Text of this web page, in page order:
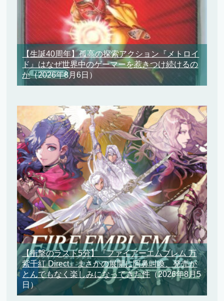
【生誕40周年】孤高の探索アクション『メトロイ
ド』はなぜ世界中のゲーマーを惹きつけ続けるの
か（2026年8月6日）
【衝撃のラスト5分】『ファイアーエムブレム 万
紫千紅 Direct』まさかの展開に阿鼻叫喚、発売が
とんでもなく楽しみになってきた件（2026年8月5
日）